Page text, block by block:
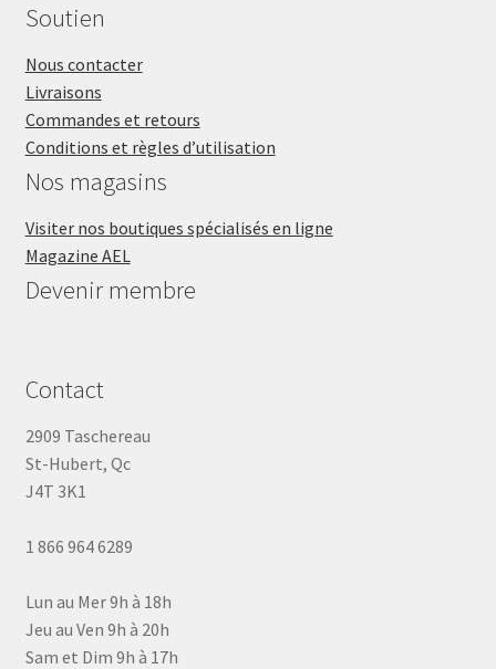
Soutien
Nous contacter
Livraisons
Commandes et retours
Conditions et règles d’utilisation
Nos magasins
Visiter nos boutiques spécialisés en ligne
Magazine AEL
Devenir membre
Contact
2909 Taschereau
St-Hubert, Qc
J4T 3K1
1 866 964 6289
Lun au Mer 9h à 18h
Jeu au Ven 9h à 20h
Sam et Dim 9h à 17h